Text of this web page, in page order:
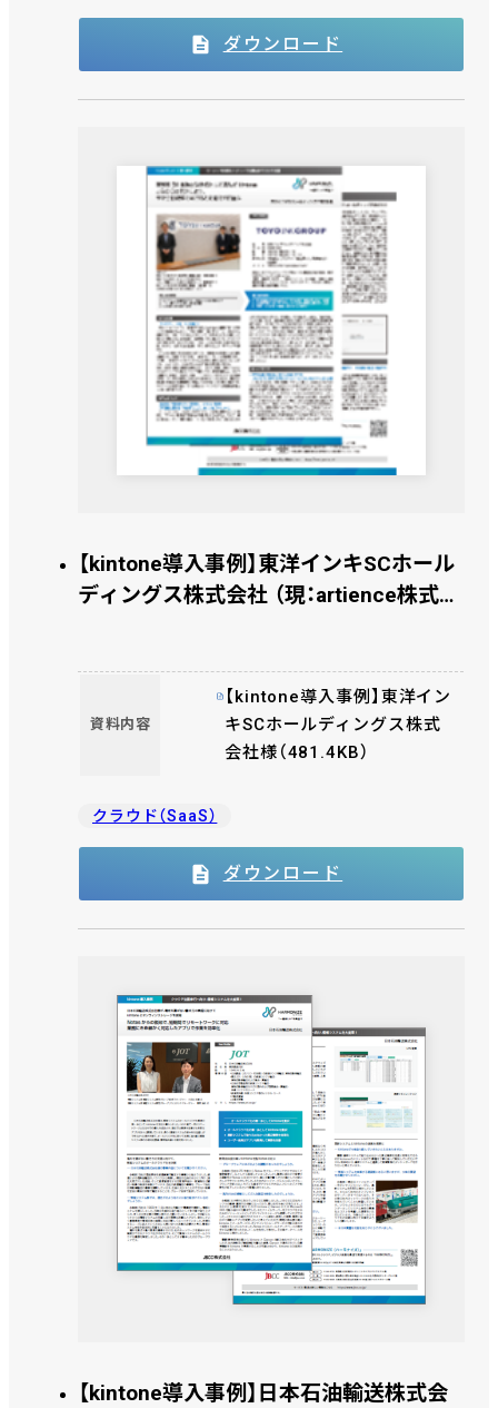
ダウンロード
【kintone導入事例】東洋インキSCホール
ディングス株式会社 （現：artience株式会
資料内容
【kintone導入事例】東洋イン
キSCホールディングス株式
会社様（481.4KB）
クラウド（SaaS）
ダウンロード
【kintone導入事例】日本石油輸送株式会